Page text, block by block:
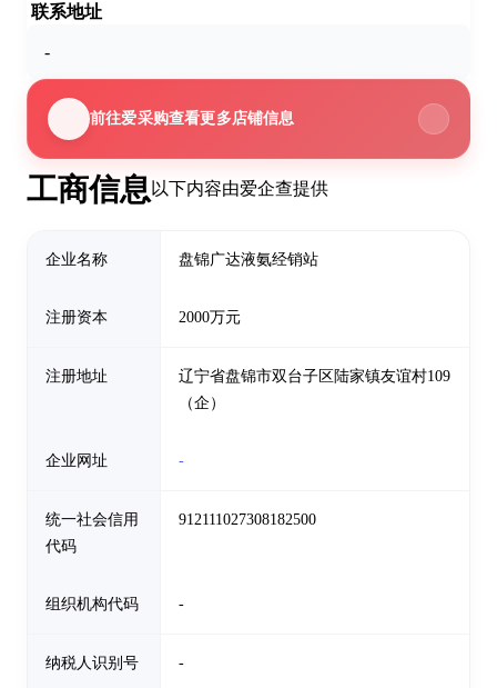
工商信息 以下内容由爱企查提供
企业名称 盘锦广达液氨经销站
注册资本 2000万元
注册地址
辽宁省盘锦市双台子区陆家镇友谊村109
（企）
企业网址 -
统一社会信用
代码
912111027308182500
组织机构代码 -
纳税人识别号 -
联系地址
-
前往爱采购查看更多店铺信息